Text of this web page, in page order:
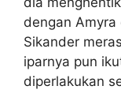
dengan
Sikander
iparnya pun
diperlakukan